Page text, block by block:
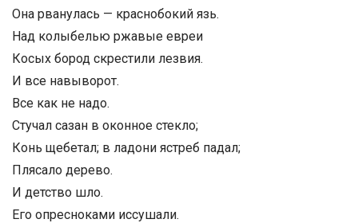
Она рванулась — краснобокий язь.
Над колыбелью ржавые евреи
Косых бород скрестили лезвия.
И все навыворот.
Все как не надо.
Стучал сазан в оконное стекло;
Конь щебетал; в ладони ястреб падал;
Плясало дерево.
И детство шло.
Его опресноками иссушали.